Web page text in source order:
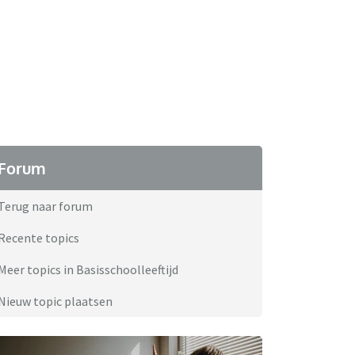
naar forum
topics
topics in Basisschoolleeftijd
topic plaatsen